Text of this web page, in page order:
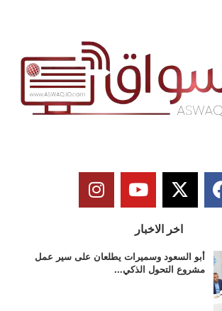
اخر الاخبار
أبو السعود وسميرات يطلعان على سير عمل
مشروع التحول الذكي...